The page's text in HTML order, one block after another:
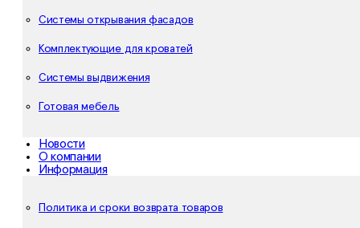
Системы открывания фасадов
Комплектующие для кроватей
Системы выдвижения
Готовая мебель
Новости
О компании
Информация
Политика и сроки возврата товаров